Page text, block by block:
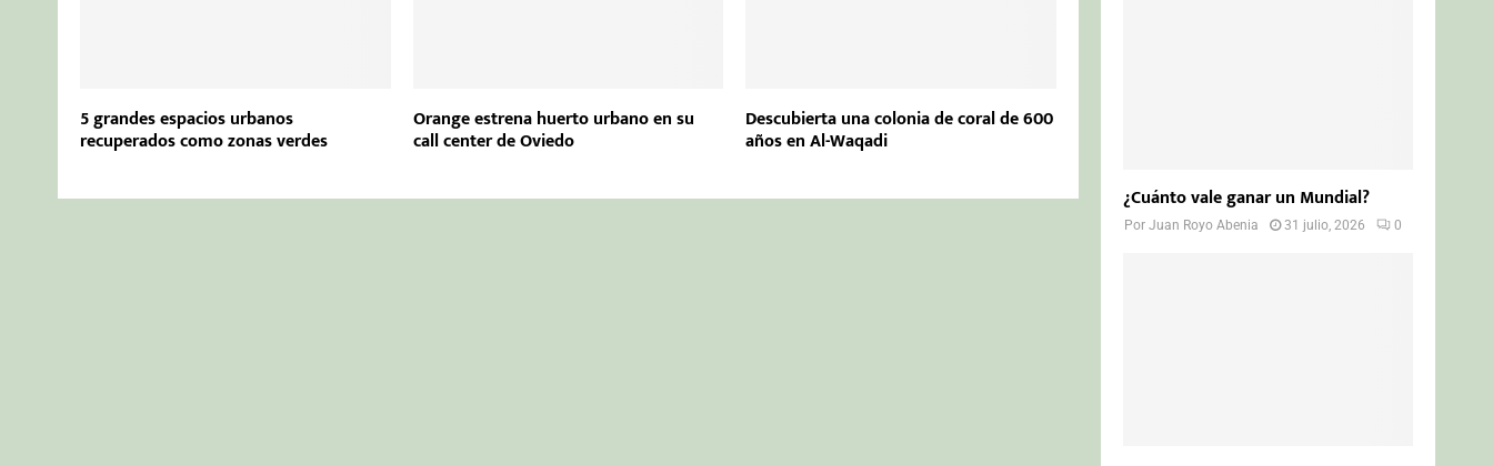
5 grandes espacios urbanos
recuperados como zonas verdes
Orange estrena huerto urbano en su
call center de Oviedo
Descubierta una colonia de coral de 600
años en Al-Waqadi
¿Cuánto vale ganar un Mundial?
PorJuan Royo Abenia 31 julio, 2026 0